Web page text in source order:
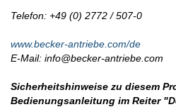
Telefon: +49 (0) 2772 / 507-0
www.becker-antriebe.com/de
E-Mail: info@becker-antriebe.com
Sicherheitshinweise zu diesem
Bedienungsanleitung im Reiter